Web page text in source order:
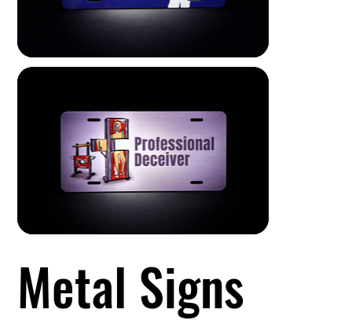
Metal Signs